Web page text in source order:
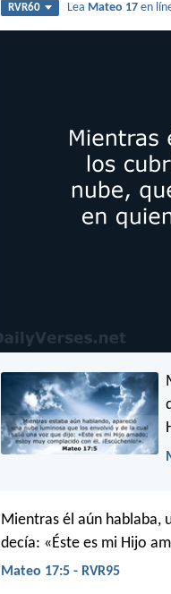
RVR60 Lea Mateo 17 en
Mientras él aún hablaba,
decía: «Éste es mi Hijo
Mateo 17:5 - RVR95